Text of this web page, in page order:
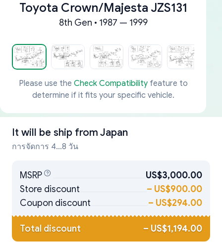
Toyota Crown/Majesta JZS131
8th Gen • 1987 — 1999
Please use the Check Compatibilityfeature to
determine if it fits your specific vehicle.
It will be ship from Japan
การจัดการ 4...8 วัน
MSRP
US$3,000.00
Store discount
– US$900.00
Coupon discount
– US$294.00
Total discount – US$1,194.00